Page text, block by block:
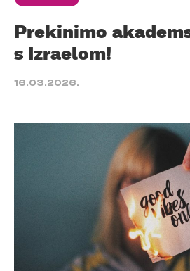
Prekinimo
s Izraelom!
16.03.2026.